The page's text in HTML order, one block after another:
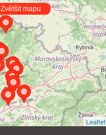
Leaflet
Zvětšit mapu